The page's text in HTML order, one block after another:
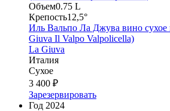
Объем0.75 L
Крепость12,5°
Иль Вальпо Ла Джува вино сухое
Giuva Il Valpo Valpolicella)
La Giuva
Италия
Сухое
3 400 ₽
Зарезервировать
Год 2024